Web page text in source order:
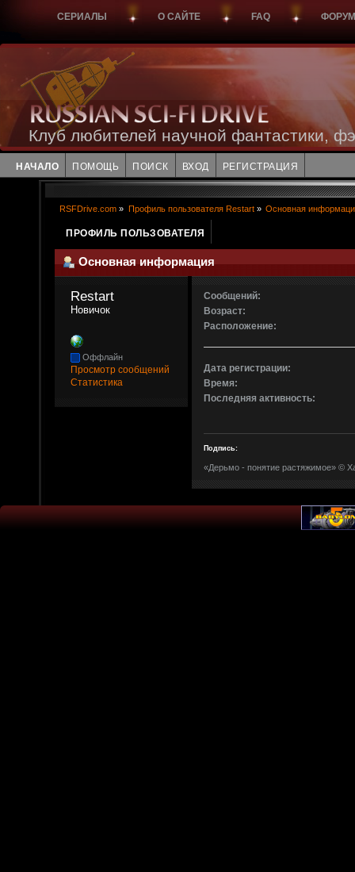
СЕРИАЛЫ О САЙТЕ FAQ ФОРУМ
Клуб любителей научной фантастики,
НАЧАЛО ПОМОЩЬ ПОИСК ВХОД РЕГИСТРАЦИЯ
RSFDrive.com » Профиль пользователя Restart» Основная
ПРОФИЛЬ ПОЛЬЗОВАТЕЛЯ
Основная информация
Restart
Новичок
Оффлайн
Просмотр сообщений
Статистика
Сообщений:
Возраст:
Расположение:
Дата регистрации:
Время:
Последняя активность:
Подпись:
«Дерьмо - понятие растяжимое» ©